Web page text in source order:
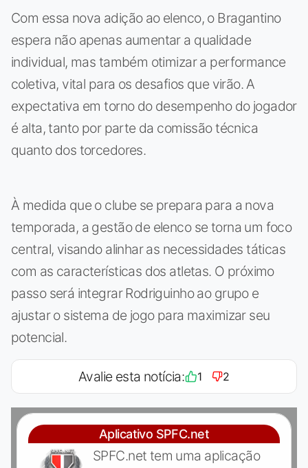
Com essa nova adição ao elenco, o Bragantino
espera não apenas aumentar a qualidade
individual, mas também otimizar a performance
coletiva, vital para os desafios que virão. A
expectativa em torno do desempenho do jogador
é alta, tanto por parte da comissão técnica
quanto dos torcedores.
À medida que o clube se prepara para a nova
temporada, a gestão de elenco se torna um foco
central, visando alinhar as necessidades táticas
com as características dos atletas. O próximo
passo será integrar Rodriguinho ao grupo e
ajustar o sistema de jogo para maximizar seu
potencial.
Avalie esta notícia: 1 2
Aplicativo SPFC.net
SPFC.net tem uma aplicação